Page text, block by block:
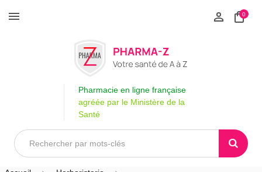
0
Pharmacie en ligne française
agréée par le Ministère de la
Santé